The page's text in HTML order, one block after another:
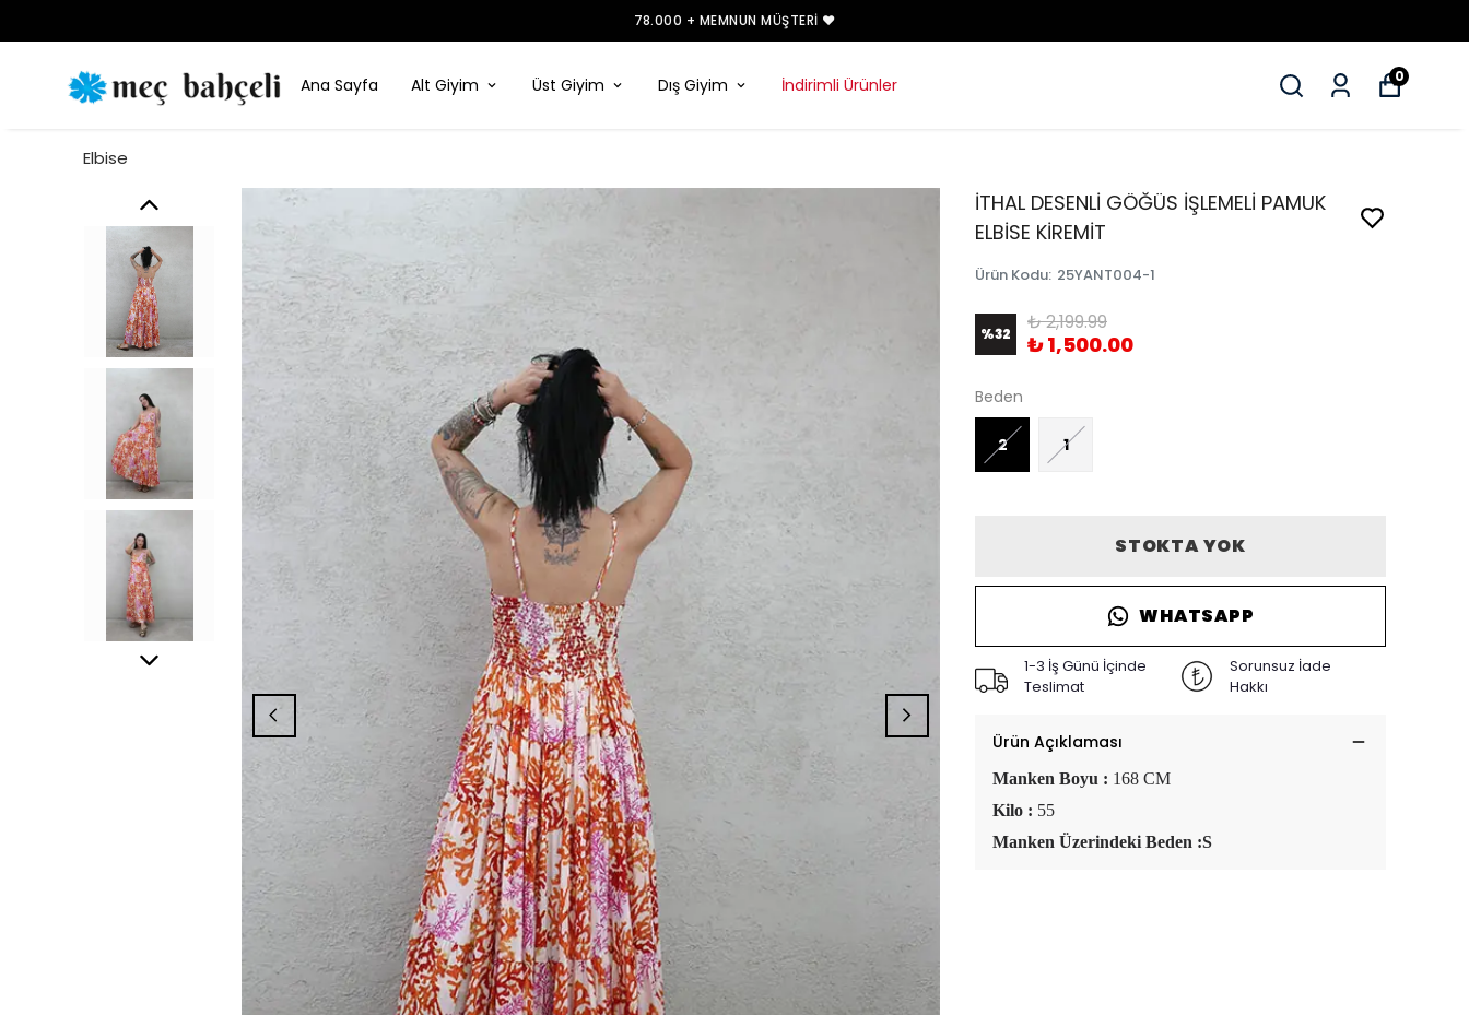
78.000 + MEMNUN MÜŞTERI ❤️
Ana Sayfa Alt Giyim Üst Giyim Dış Giyim İndirimli Ürünler 0
Elbise
İTHAL DESENLİ GÖĞÜS İŞLEMELİ PAMUK
ELBİSE KİREMİT
Ürün Kodu: 25YANT004-1
%32 ₺ 2,199.99
₺ 1,500.00
Beden
2 1
STOKTA YOK
WHATSAPP
1-3 İş Günü İçinde
Teslimat
Sorunsuz İade
Hakkı
Ürün Açıklaması
Manken Boyu : 168 CM
Kilo : 55
Manken Üzerindeki Beden :S